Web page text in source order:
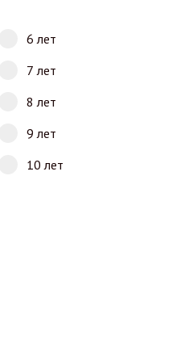
6 лет
7 лет
8 лет
9 лет
10 лет